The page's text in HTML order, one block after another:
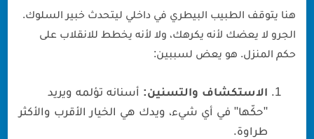
هنا يتوقف الطبيب البيطري في داخلي ليتحدث خبير السلوك.
الجرو لا يعضك لأنه يكرهك، ولا لأنه يخطط للانقلاب على
حكم المنزل. هو يعض لسببين:
الاستكشاف والتسنين: أسنانه تؤلمه ويريد
"حكّها" في أي شيء، ويدك هي الخيار الأقرب والأكثر
طراوة.